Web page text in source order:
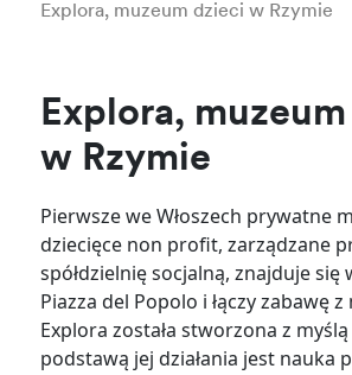
Explora, muzeum dzieci w Rzymie
Explora,
w Rzymie
Pierwsze we Włoszech prywatne
dziecięce non profit, zarządzane
spółdzielnię socjalną, znajduje się
Piazza del Popolo i łączy zabawę z
Explora została stworzona z
podstawą jej działania jest nauka